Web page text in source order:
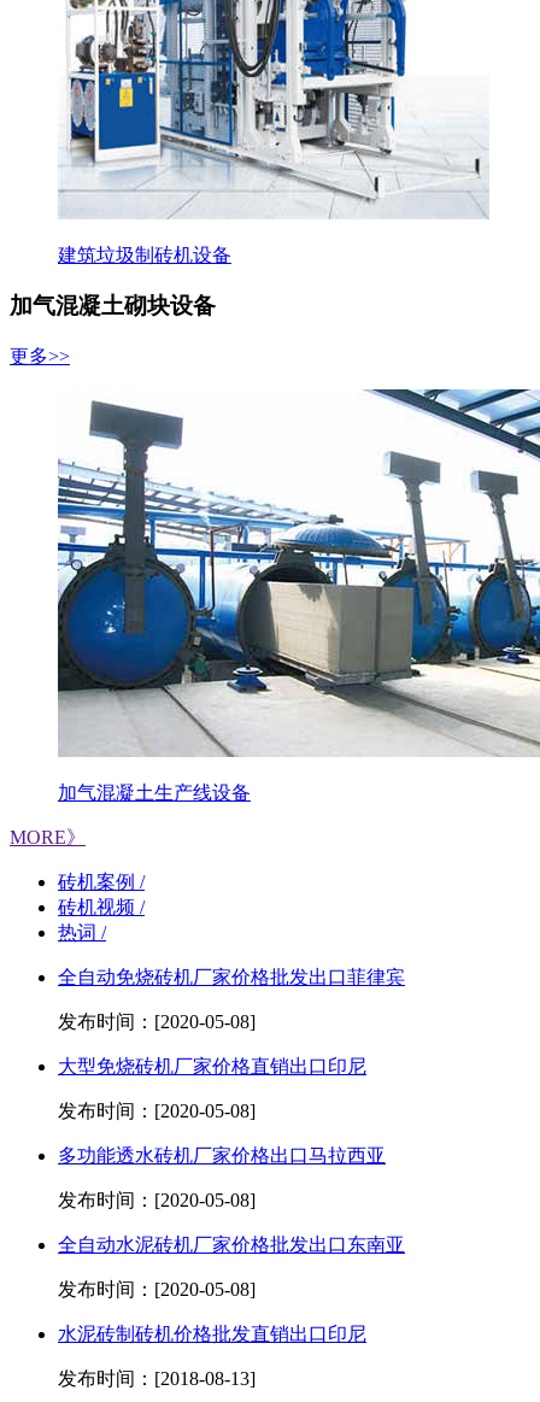
建筑垃圾制砖机设备
加气混凝土砌块设备
更多>>
加气混凝土生产线设备
MORE》
砖机案例 /
砖机视频 /
热词 /
全自动免烧砖机厂家价格批发出口菲律宾
发布时间：[2020-05-08]
大型免烧砖机厂家价格直销出口印尼
发布时间：[2020-05-08]
多功能透水砖机厂家价格出口马拉西亚
发布时间：[2020-05-08]
全自动水泥砖机厂家价格批发出口东南亚
发布时间：[2020-05-08]
水泥砖制砖机价格批发直销出口印尼
发布时间：[2018-08-13]